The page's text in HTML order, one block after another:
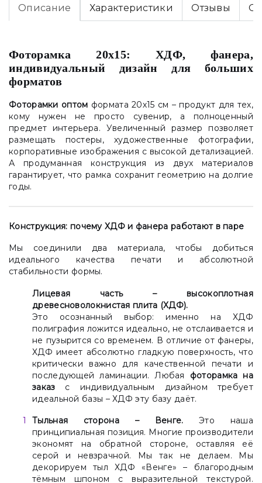
Описание Характеристики Отзывы
Фоторамка 20х15: ХДФ, фанера,
индивидуальный дизайн для больших
форматов
Фоторамки оптом формата 20х15 см – продукт для тех,
кому нужен не просто сувенир, а полноценный
предмет интерьера. Увеличенный размер позволяет
размещать постеры, художественные фотографии,
корпоративные изображения с высокой детализацией.
А продуманная конструкция из двух материалов
гарантирует, что рамка сохранит геометрию на долгие
годы.
Конструкция: почему ХДФ и фанера работают в паре
Мы соединили два материала, чтобы добиться
идеального качества печати и абсолютной
стабильности формы.
Лицевая часть – высокоплотная
древесноволокнистая плита (ХДФ).
Это осознанный выбор: именно на ХДФ
полиграфия ложится идеально, не отслаивается и
не пузырится со временем. В отличие от фанеры,
ХДФ имеет абсолютно гладкую поверхность, что
критически важно для качественной печати и
последующей ламинации. Любая фоторамка на
заказ с индивидуальным дизайном требует
идеальной базы – ХДФ эту базу даёт.
Тыльная сторона – Венге. Это наша
принципиальная позиция. Многие производители
экономят на обратной стороне, оставляя её
серой и невзрачной. Мы так не делаем. Мы
декорируем тыл ХДФ «Венге» – благородным
тёмным шпоном с выразительной текстурой.